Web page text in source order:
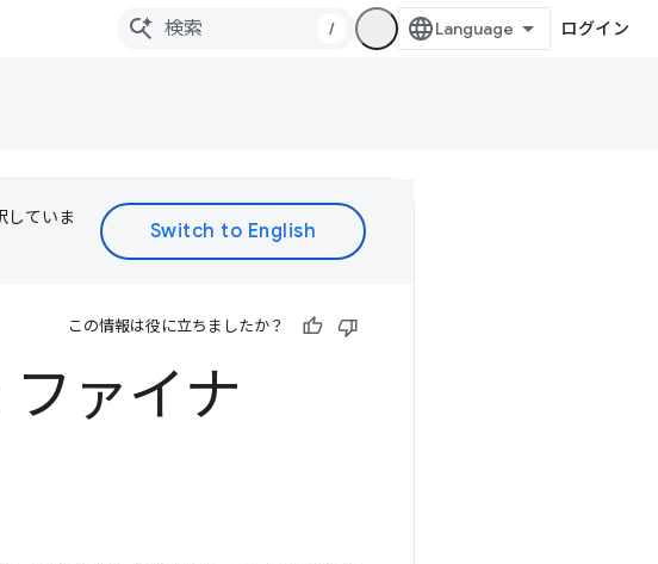
/ ログイン
していま
この情報は役に立ちましたか？
ァイナ